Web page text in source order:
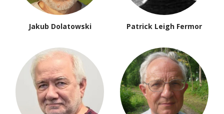
Jakub Dolatowski Patrick Leigh Fermor